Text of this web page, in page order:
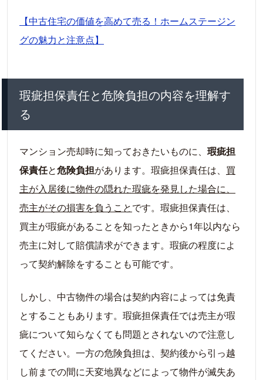
【中古住宅の価値を高めて売る！ホームステージン
グの魅力と注意点】
瑕疵担保責任と危険負担の内容を理解す
る
マンション売却時に知っておきたいものに、 瑕疵担
保責任と危険負担があります。瑕疵担保責任は、 買
主が入居後に物件の隠れた瑕疵を発見した場合に、
売主がその損害を負うことです。瑕疵担保責任は、
買主が瑕疵があることを知ったときから1年以内なら
売主に対して賠償請求ができます。瑕疵の程度によ
って契約解除をすることも可能です。
しかし、中古物件の場合は契約内容によっては免責
とすることもあります。瑕疵担保責任では売主が瑕
疵について知らなくても問題とされないので注意し
てください。一方の危険負担は、契約後から引っ越
し前までの間に天変地異などによって物件が滅失あ